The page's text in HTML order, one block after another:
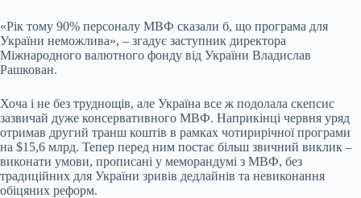
«Рік тому 90% персоналу МВФ сказали б, що програма для
України неможлива», – згадує заступник директора
Міжнародного валютного фонду від України Владислав
Рашкован.
Хоча і не без труднощів, але Україна все ж подолала скепсис
зазвичай дуже консервативного МВФ. Наприкінці червня уряд
отримав другий транш коштів в рамках чотирирічної програми
на $15,6 млрд. Тепер перед ним постає більш звичний виклик –
виконати умови, прописані у меморандумі з МВФ, без
традиційних для України зривів дедлайнів та невиконання
обіцяних реформ.